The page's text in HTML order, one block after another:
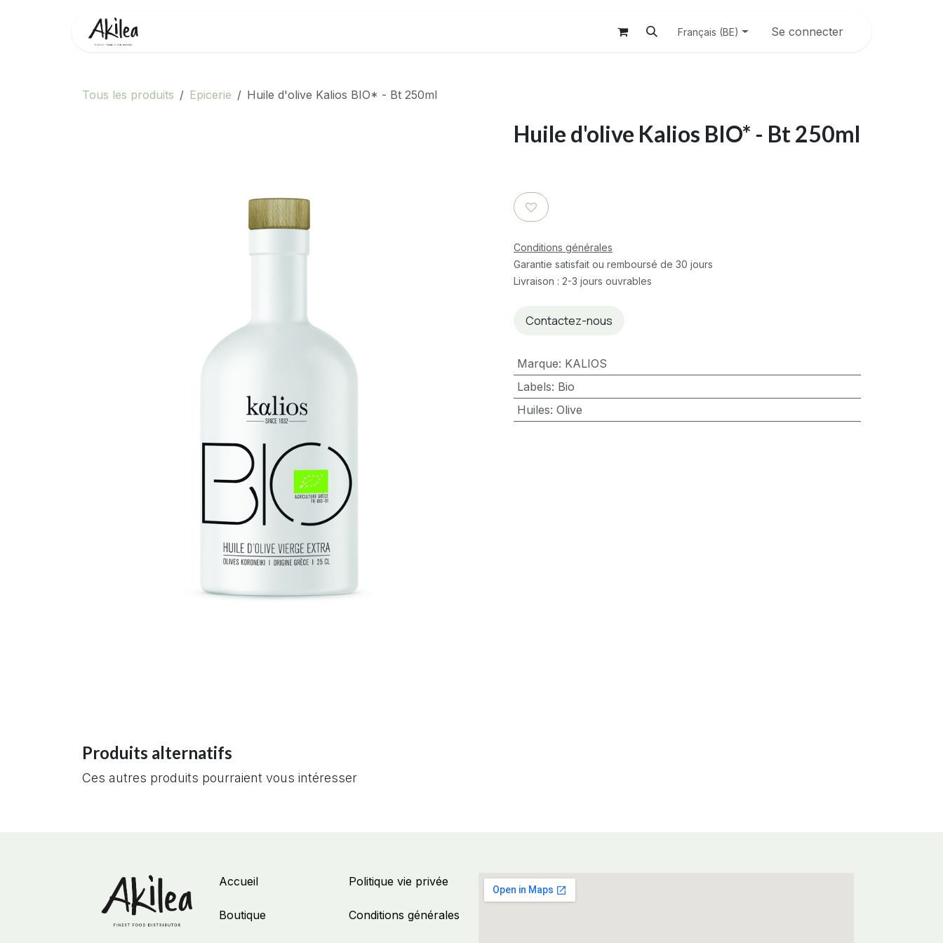
Français (BE) Se connecter
Tous les produits Epicerie Huile d'olive Kalios BIO* - Bt 250ml
Huile d'olive Kalios BIO* - Bt 250ml
Conditions générales
Garantie satisfait ou remboursé de 30 jours
Livraison : 2-3 jours ouvrables
Contactez-nous
Marque: KALIOS
Labels: Bio
Huiles: Olive
Produits alternatifs
Ces autres produits pourraient vous intéresser
Politique vie privée
Conditions générales
Accueil
Boutique